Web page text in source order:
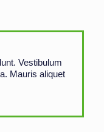
Vestibulum
Mauris aliquet